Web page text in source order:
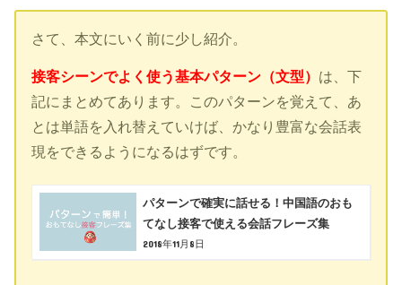
さて、本文にいく前に少し紹介。
接客シーンでよく使う基本パターン（文型） は、下
記にまとめてあります。このパターンを覚えて、あ
とは単語を入れ替えていけば、かなり豊富な会話表
現をできるようになるはずです。
パターンで確実に話せる！中国語のおも
てなし接客で使える会話フレーズ集
2018年11月8日